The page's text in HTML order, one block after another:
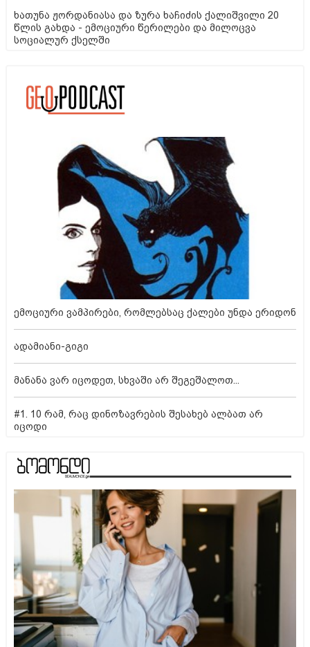
ხათუნა ჟორდანიასა და ზურა ხაჩიძის ქალიშვილი 20
წლის გახდა - ემოციური წერილები და მილოცვა
სოციალურ ქსელში
ემოციური ვამპირები, რომლებსაც ქალები უნდა ერიდონ
ადამიანი-გიგი
მანანა ვარ იცოდეთ, სხვაში არ შეგეშალოთ...
#1. 10 რამ, რაც დინოზავრების შესახებ ალბათ არ
იცოდი